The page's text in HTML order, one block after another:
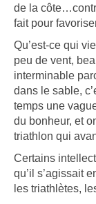
de la
fait pour
Qu’est-ce qui
peu de vent,
interminable
dans le sable,
temps une
du bonheur, et
triathlon qui
Certains
qu’il s’agissait
les triathlètes,